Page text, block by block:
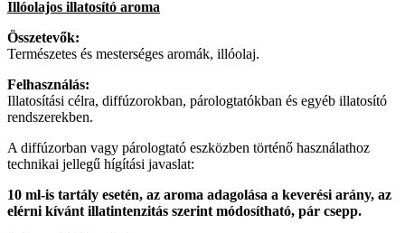
Illóolajos illatosító aroma
Összetevők:
Természetes és mesterséges aromák, illóolaj.
Felhasználás:
Illatosítási célra, diffúzorokban, párologtatókban és egyéb illatosító
rendszerekben.
A diffúzorban vagy párologtató eszközben történő használathoz
technikai jellegű hígítási javaslat:
10 ml-is tartály esetén, az aroma adagolása a keverési arány, az
elérni kívánt illatintenzitás szerint módosítható, pár csepp.